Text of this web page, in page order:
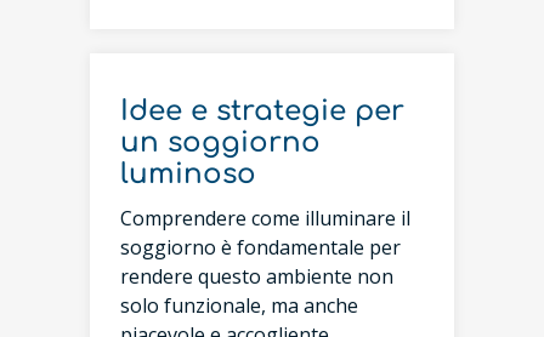
Idee e strategie per
un soggiorno
luminoso
Comprendere come illuminare il
soggiorno è fondamentale per
rendere questo ambiente non
solo funzionale, ma anche